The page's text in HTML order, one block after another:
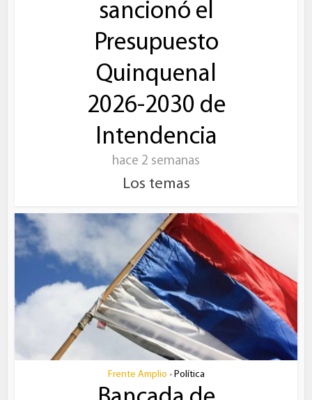
sancionó el
Presupuesto
Quinquenal
2026-2030 de
Intendencia
hace 2 semanas
Los temas
Frente Amplio • Política